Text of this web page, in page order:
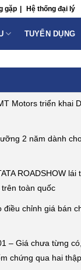
gặp | Hệ thống đại lý
TUYỂN DỤNG
Motors triển khai
2 năm dành
ROADSHOW lái
trên toàn quốc
điều chỉnh giá bán
– Giá chưa từng
chứng qua hai